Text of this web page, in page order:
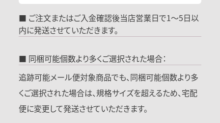
■ ご注文またはご入金確認後当店営業日で1～5日以
内に発送させていただきます。
■ 同梱可能個数より多くご選択された場合：
追跡可能メール便対象商品でも、同梱可能個数より多
くご選択された場合は、規格サイズを超えるため、宅配
便に変更して発送させていただきます。